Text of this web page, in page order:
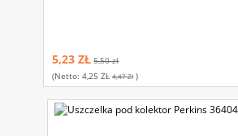
5,23 ZŁ 5,50 zł
(netto:4,25 ZŁ 4,47 Zł)